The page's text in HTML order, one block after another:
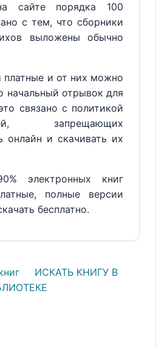
сайте порядка 100
с тем, что сборники
выложены обычно
платные и от них можно
начальный отрывок для
связано с политикой
запрещающих
онлайн и скачивать их
электронных книг
полные версии
бесплатно.
ИСКАТЬ КНИГУ В